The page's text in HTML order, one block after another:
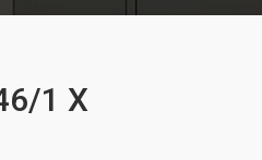
1 X